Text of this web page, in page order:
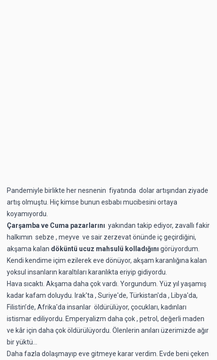
Pandemiyle birlikte her nesnenin fiyatında dolar artışından ziyade
artış olmuştu. Hiç kimse bunun esbabı mucibesini ortaya
koyamıyordu.
Çarşamba ve Cuma pazarlarını yakından takip ediyor, zavallı fakir
halkımın sebze , meyve ve sair zerzevat önünde iç geçirdiğini,
akşama kalan döküntü ucuz mahsulü kolladığını görüyordum.
Kendi kendime içim ezilerek eve dönüyor, akşam karanlığına kalan
yoksul insanların karaltıları karanlıkta eriyip gidiyordu.
Hava sıcaktı. Akşama daha çok vardı. Yorgundum. Yüz yıl yaşamış
kadar kafam doluydu. Irak'ta , Suriye'de, Türkistan'da , Libya'da,
Filistin’de, Afrika'da insanlar öldürülüyor, çocukları, kadınları
istismar ediliyordu. Emperyalizm daha çok , petrol, değerli maden
ve kâr için daha çok öldürülüyordu. Ölenlerin anıları üzerimizde ağır
bir yüktü...
Daha fazla dolaşmayıp eve gitmeye karar verdim. Evde beni çeken